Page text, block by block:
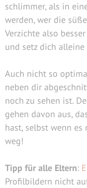
schlimmer, als in
werden, wer die
Verzichte also
und setz dich alleine
Auch nicht so
neben dir
noch zu sehen ist.
gehen davon aus,
hast, selbst wenn es
weg!
Tipp für alle Eltern:
Profilbildern nicht